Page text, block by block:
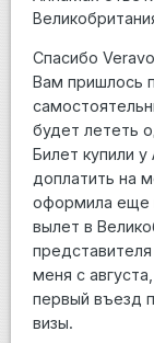
Спасибо
Вам пришлось
будет лететь
Билет купили
доплатить на
оформила еще
вылет в
представителя
меня с
первый въезд
визы.